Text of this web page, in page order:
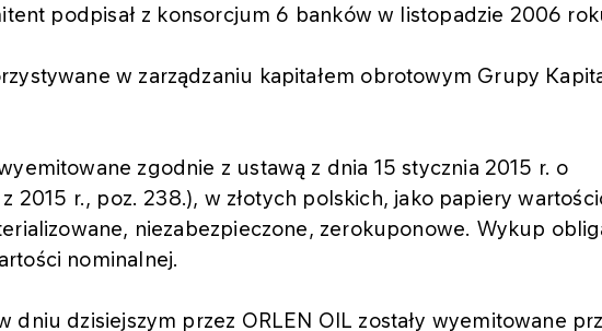
podpisał z konsorcjum 6 banków w listopadzie 2006
w zarządzaniu kapitałem obrotowym Grupy
zgodnie z ustawą z dnia 15 stycznia 2015 r. o
2015 r., poz. 238.), w złotych polskich, jako papiery
niezabezpieczone, zerokuponowe. Wykup
nominalnej.
dniu dzisiejszym przez ORLEN OIL zostały wyemitowane